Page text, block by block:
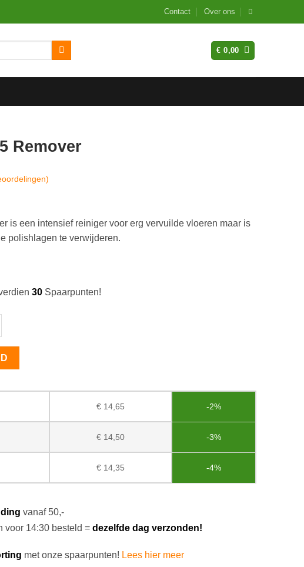
Contact Over ons
€ 0,00
Remover
is een intensief reiniger voor erg vervuilde vloeren maar is
polishlagen te verwijderen.
30Spaarpunten!
€14,65 -2%
€14,50 -3%
€14,35 -4%
vanaf 50,-
voor 14:30 besteld = dezelfde dag verzonden!
met onze spaarpunten! Lees hier meer